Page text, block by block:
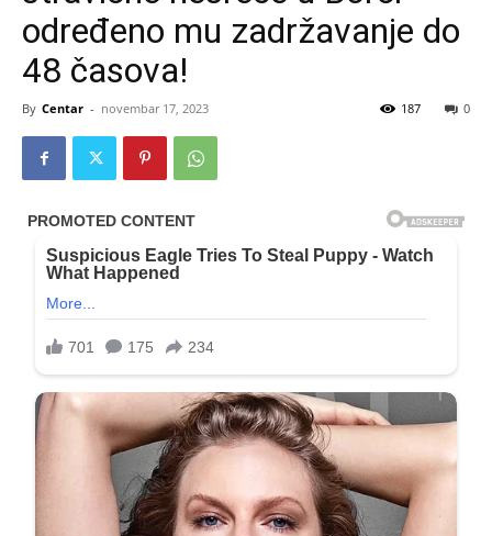
određeno mu zadržavanje do
48 časova!
By Centar - novembar 17, 2023 0
187